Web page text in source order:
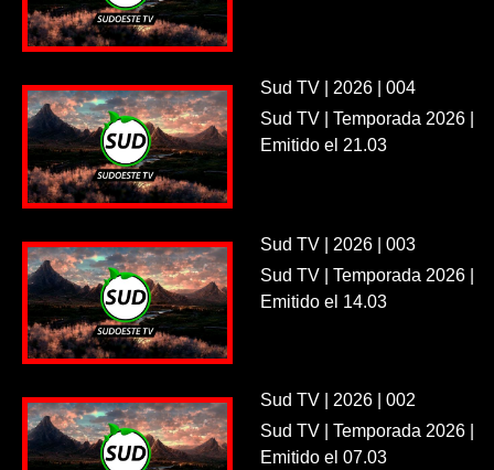
Sud TV | 2026 | 004
Sud TV | Temporada 2026 |
Emitido el 21.03
Sud TV | 2026 | 003
Sud TV | Temporada 2026 |
Emitido el 14.03
Sud TV | 2026 | 002
Sud TV | Temporada 2026 |
Emitido el 07.03